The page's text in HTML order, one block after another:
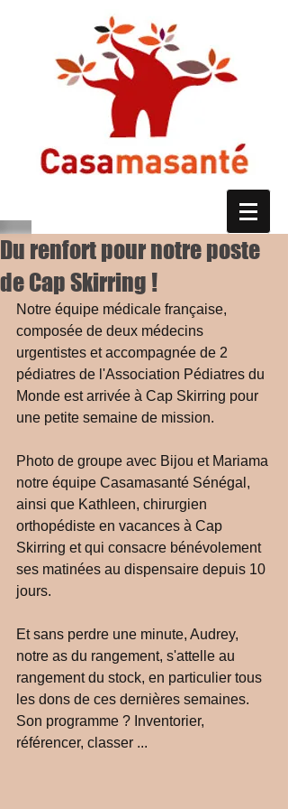
Du renfort pour notre poste
de Cap Skirring !
Notre équipe médicale française,
composée de deux médecins
urgentistes et accompagnée de 2
pédiatres de l'Association Pédiatres du
Monde est arrivée à Cap Skirring pour
une petite semaine de mission.
Photo de groupe avec Bijou et Mariama
notre équipe Casamasanté Sénégal,
ainsi que Kathleen, chirurgien
orthopédiste en vacances à Cap
Skirring et qui consacre bénévolement
ses matinées au dispensaire depuis 10
jours.
Et sans perdre une minute, Audrey,
notre as du rangement, s'attelle au
rangement du stock, en particulier tous
les dons de ces dernières semaines.
Son programme ? Inventorier,
référencer, classer ...